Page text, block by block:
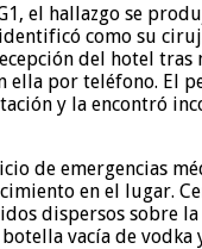
el hallazgo se
como su
del hotel tras
ella por teléfono. El
y la encontró
de emergencias
en el lugar.
dispersos sobre la
vacía de vodka